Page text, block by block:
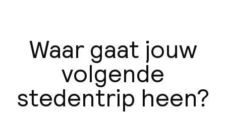
Waar gaat jouw
volgende
stedentrip heen?